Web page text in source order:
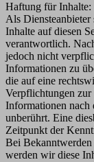
Haftung für Inhalte:
Als
Inhalte auf diesen
verantwortlich.
jedoch nicht
Informationen zu
die auf eine
Verpflichtungen
Informationen nach
unberührt. Eine
Zeitpunkt der
Bei Bekanntwerden
werden wir diese